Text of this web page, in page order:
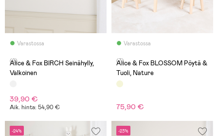
Varastossa
(2)
Alice & Fox BIRCH Seinähylly,
Valkoinen
39,90 €
Aik. hinta: 54,90 €
Varastossa
(7)
Alice & Fox BLOSSOM Pöytä &
Tuoli, Nature
75,90 €
-24% -23%